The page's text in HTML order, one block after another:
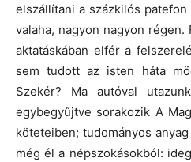
elszállítani a százkilós
valaha, nagyon nagyon
aktatáskában elfér a
sem tudott az isten háta
Szekér? Ma autóval
egybegyűjtve sorakozik A
köteteiben; tudományos
még él a népszokásokból: